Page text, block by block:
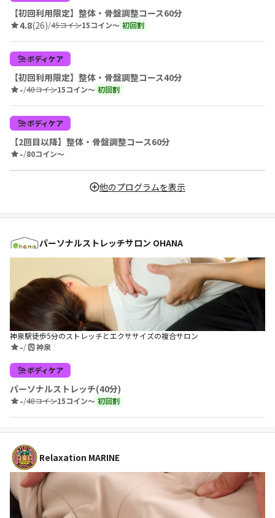
【初回利用限定】整体・骨盤調整コース60分
4.8(26)/45コイン15コイン〜 初回割
ボディケア
【初回利用限定】整体・骨盤調整コース40分
-/40コイン15コイン〜 初回割
ボディケア
【2回目以降】整体・骨盤調整コース60分
-/80コイン〜
他のプログラムを表示
パーソナルストレッチサロン OHANA
神泉駅徒歩5分のストレッチとエクササイズの複合サロン
-/ 神泉
ボディケア
パーソナルストレッチ(40分)
-/48コイン15コイン〜 初回割
Relaxation MARINE